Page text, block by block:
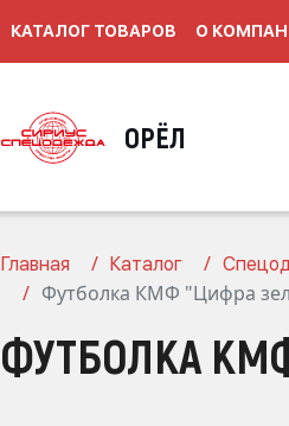
КАТАЛОГ ТОВАРОВ О
ОРЁЛ
Главная Каталог
Футболка КМФ "Цифра
ФУТБОЛКА